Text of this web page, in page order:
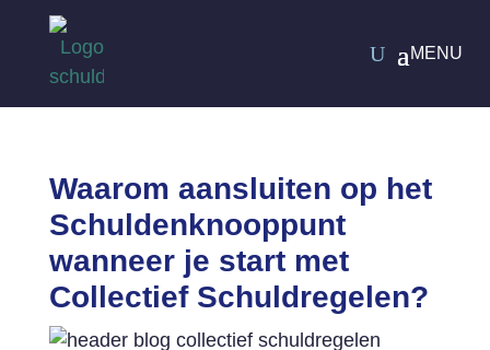
Waarom aansluiten op het
Schuldenknooppunt
wanneer je start met
Collectief Schuldregelen?